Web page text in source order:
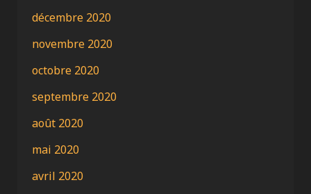
décembre 2020
novembre 2020
octobre 2020
septembre 2020
août 2020
mai 2020
avril 2020